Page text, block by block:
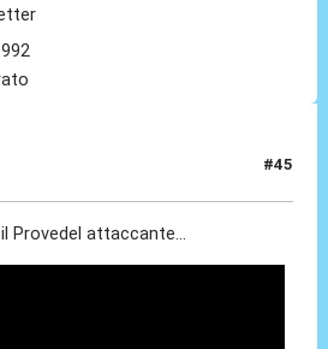
#45
Provedel attaccante...